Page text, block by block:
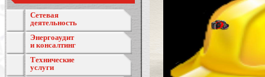
Сетевая
деятельность
Энергоаудит
и консалтинг
Технические
услуги